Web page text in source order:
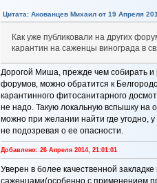
Цитата: Акованцев Михаил от 19 Апреля
Как уже публиковали на других
карантин на саженцы винограда в
Дорогой Миша, прежде чем собирать и
форумов, можно обратится к
карантинного фитосанитарного
не надо. Такую локальную вспышку на
можно при желании найти где угодно,
не подозревая о ее опасности.
Добавлено: 26 Апреля 2014, 21:01:01
Уверен в более качественной
саженцами(особенно с применением